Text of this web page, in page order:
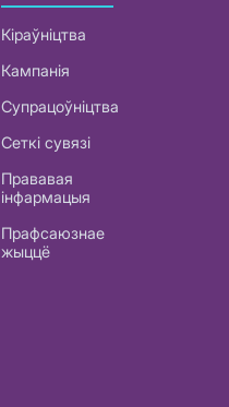
Кіраўніцтва
Кампанія
Супрацоўніцтва
Сеткі сувязі
Прававая
інфармацыя
Прафсаюзнае
жыццё